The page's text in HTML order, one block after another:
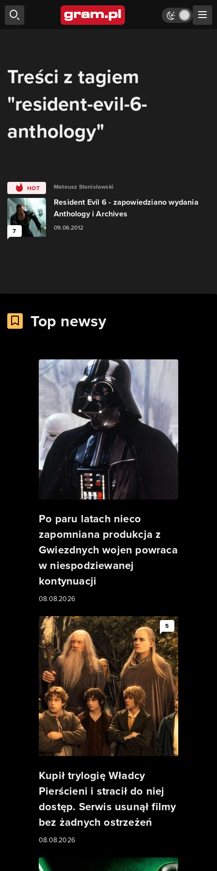
Treści z tagiem
"resident-evil-6-
anthology"
HOT
7
Mateusz Stanisławski
Resident Evil 6 - zapowiedziano wydania
Anthology i Archives
09.06.2012
Top newsy
Po paru latach nieco
zapomniana produkcja z
Gwiezdnych wojen powraca
w niespodziewanej
kontynuacji
08.08.2026
5
Kupił trylogię Władcy
Pierścieni i stracił do niej
dostęp. Serwis usunął filmy
bez żadnych ostrzeżeń
08.08.2026